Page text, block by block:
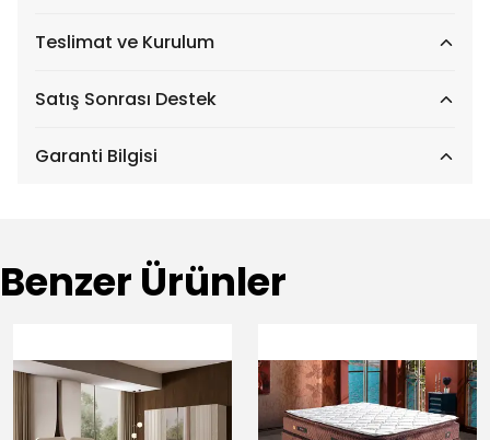
Teslimat ve Kurulum
Satış Sonrası Destek
Garanti Bilgisi
Benzer Ürünler